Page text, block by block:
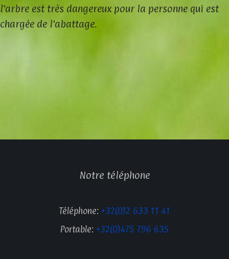
l'arbre est très dangereux pour la personne qui est
chargée de l'abattage.
Notre téléphone
Téléphone: +32(0)2 633 11 41
Portable: +32(0)475 796 635